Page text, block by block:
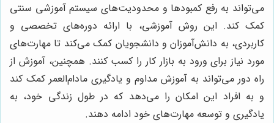
می‌تواند به رفع کمبودها و محدودیت‌های سیستم آموزشی سنتی
کمک کند. این روش آموزشی، با ارائه دوره‌های تخصصی و
کاربردی، به دانش‌آموزان و دانشجویان کمک می‌کند تا مهارت‌های
مورد نیاز برای ورود به بازار کار را کسب کنند. همچنین، آموزش از
راه دور می‌تواند به آموزش مداوم و یادگیری مادام‌العمر کمک کند
و به افراد این امکان را می‌دهد که در طول زندگی خود، به
یادگیری و توسعه مهارت‌های خود ادامه دهند.